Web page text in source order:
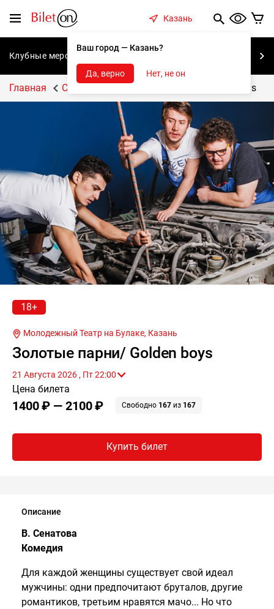
Меню
Казань
Ваш город — Казань?
Да, верно Нет, не он
Клубные мероприятия
Главная Спектакли Золотые парни/ Golden boys
18+
Молодежный Театр на Булаке, Казань
Золотые парни/ Golden boys
21 Августа 2026 , Пт 22:00
Цена билета
1400 ₽ — 2100 ₽ Свободно 167 из 167
Купить билет
Описание
В. Сенатова
Комедия
Для каждой женщины существует свой идеал
мужчины: одни предпочитают бруталов, другие
романтиков, третьим нравятся мачо... Но что